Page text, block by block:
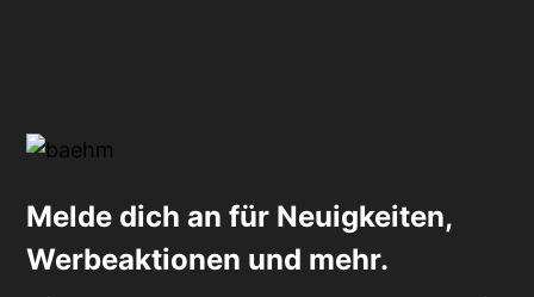
Melde dich an für Neuigkeiten,
Werbeaktionen und mehr.